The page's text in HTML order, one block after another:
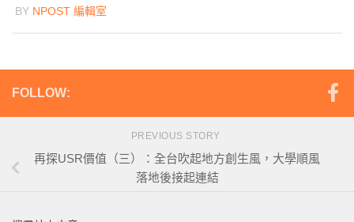
BY NPOST 編輯室
FOLLOW:
PREVIOUS STORY
再探USR價值（三）：全台吹起地方創生風，大學順風
落地後接起連結